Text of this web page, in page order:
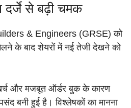
से बढ़ी चमक
& Engineers (GRSE) को
के बाद शेयरों में नई तेजी देखने को
खर्च और मजबूत ऑर्डर बुक के कारण
बनी हुई है। विश्लेषकों का मानना